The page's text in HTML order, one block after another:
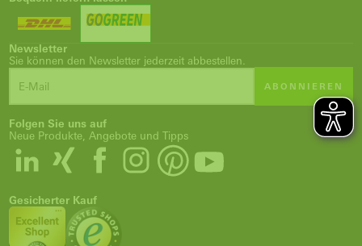
Newsletter
Sie können den Newsletter jederzeit abbestellen.
ABONNIEREN
Folgen Sie uns auf
Neue Produkte, Angebote und Tipps
Gesicherter Kauf